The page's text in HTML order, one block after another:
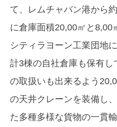
て、レムチャバン港から
に倉庫面積20,00㎡と8,00
シティラヨーン工業団地
計3棟の自社倉庫も保有
の取扱いも出来るよう
の天井クレーンを装備し
た多種多様な貨物の一貫